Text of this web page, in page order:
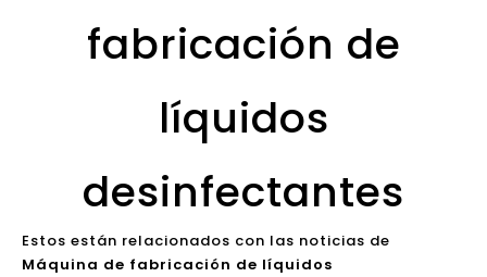
fabricación de
líquidos
desinfectantes
Estos están relacionados con las noticias de
Máquina de fabricación de líquidos